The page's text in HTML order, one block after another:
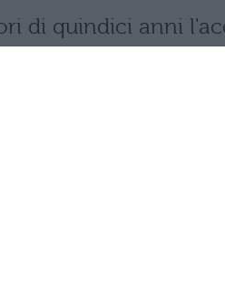
di quindici anni